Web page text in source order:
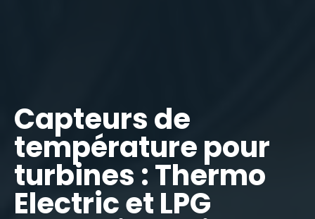
Capteurs de
température pour
turbines : Thermo
Electric et LPG